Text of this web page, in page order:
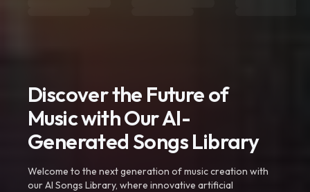
Discover the Future of
Music with Our AI-
Generated Songs Library
Welcome to the next generation of music creation with
our AI Songs Library, where innovative artificial